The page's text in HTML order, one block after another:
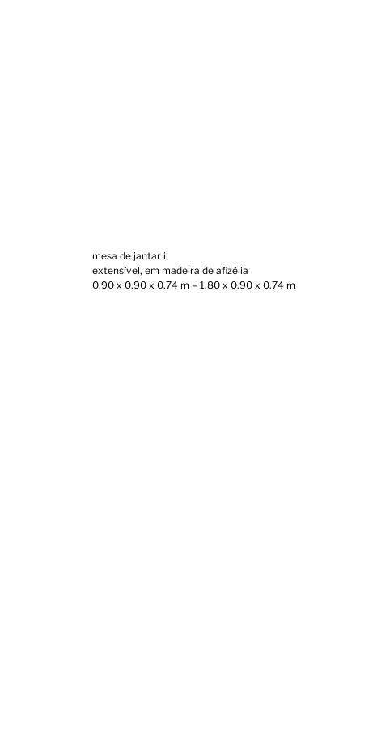
mesa de jantar ii
extensível, em madeira de afizélia
0.90 x 0.90 x 0.74 m – 1.80 x 0.90 x 0.74 m